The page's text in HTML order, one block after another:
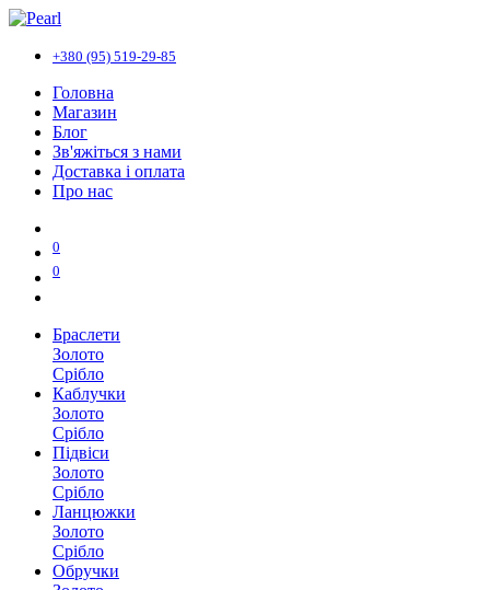
+380 (95) 519-29-85
Головна
Магазин
Блог
Зв'яжіться з нами
Доставка і оплата
Про нас
0
0
Браслети
Золото
Срібло
Каблучки
Золото
Срібло
Підвіси
Золото
Срібло
Ланцюжки
Золото
Срібло
Обручки